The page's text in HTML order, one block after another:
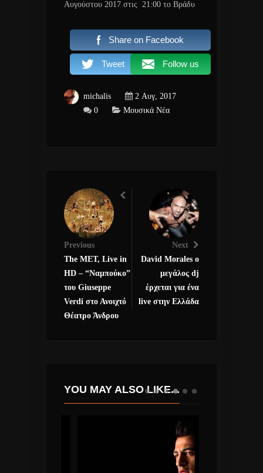
Αυγούστου 2017 στις 21:00 το Βράδυ
Share on Facebook
Tweet Follow us
michalis
2 Αυγ, 2017
0
Μουσικά Νέα
Previous
The MET, Live in
HD – “Ναμπούκο”
του Giuseppe
Verdi στο Ανοιχτό
Θέατρο Άνδρου
Next
David Morales ο
μεγάλος dj
έρχεται για ένα
live στην Ελλάδα
YOU MAY ALSO LIKE...